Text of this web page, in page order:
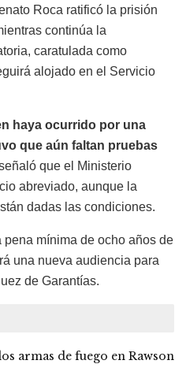
Roca ratificó la prisión
continúa la
caratulada como
alojado en el Servicio
haya ocurrido por una
que aún faltan pruebas
que el Ministerio
abreviado, aunque la
dadas las condiciones.
mínima de ocho años de
una nueva audiencia para
de Garantías.
armas de fuego en Rawson